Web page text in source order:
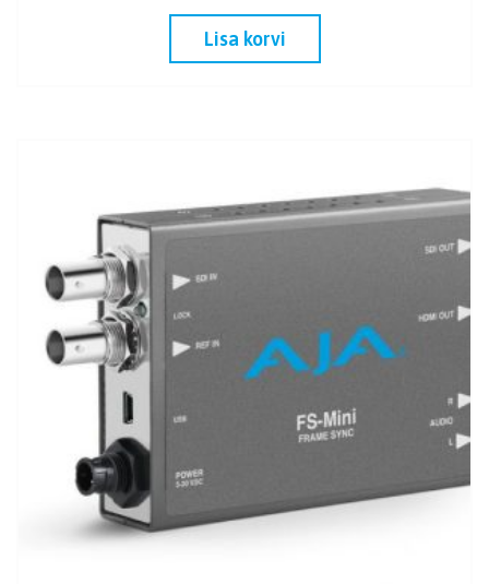
Lisa korvi